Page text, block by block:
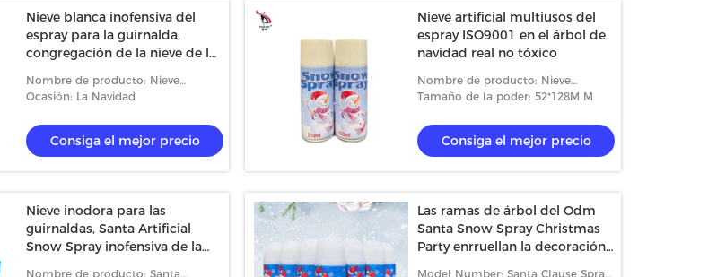
Nieve blanca inofensiva del
espray para la guirnalda,
congregación de la nieve de la
Nombre de producto: Nieve
artificial del espray con las
Ocasión: La Navidad
Consiga el mejor precio
Nieve artificial multiusos del
espray ISO9001 en el árbol de
navidad real no tóxico
Nombre de producto: Nieve
artificial del espray del muñeco de
Tamaño de la poder: 52*128M M
Consiga el mejor precio
Nieve inodora para las
guirnaldas, Santa Artificial
Snow Spray inofensiva de la
Nombre de producto: Santa
Las ramas de árbol del Odm
Santa Snow Spray Christmas
Party enrruellan la decoración
Model Number: Santa Clause Spray